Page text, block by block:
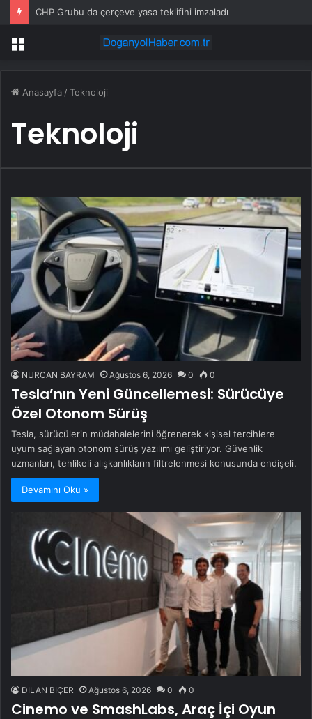
CHP Grubu da çerçeve yasa teklifini imzaladı
Menü
Anasayfa /Teknoloji
Teknoloji
NURCAN BAYRAM Ağustos 6, 2026 0 0
Tesla’nın Yeni Güncellemesi: Sürücüye
Özel Otonom Sürüş
Tesla, sürücülerin müdahalelerini öğrenerek kişisel tercihlere
uyum sağlayan otonom sürüş yazılımı geliştiriyor. Güvenlik
uzmanları, tehlikeli alışkanlıkların filtrelenmesi konusunda endişeli.
Devamını Oku »
DİLAN BİÇER Ağustos 6, 2026 0 0
Cinemo ve SmashLabs, Araç İçi Oyun